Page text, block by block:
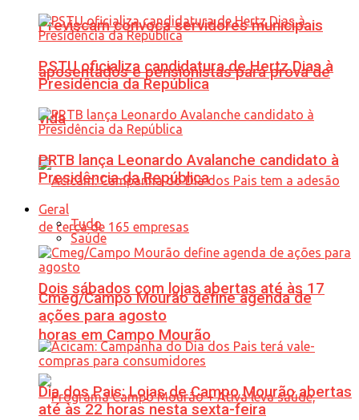
Previscam convoca servidores municipais
aposentados e pensionistas para prova de
vida
Dois sábados com lojas abertas até às 17
horas em Campo Mourão
PSTU oficializa candidatura de Hertz Dias à
Presidência da República
PRTB lança Leonardo Avalanche candidato à
Presidência da República
Geral
Tudo
Saúde
Cmeg/Campo Mourão define agenda de
ações para agosto
Dia dos Pais: Lojas de Campo Mourão abertas
até às 22 horas nesta sexta-feira